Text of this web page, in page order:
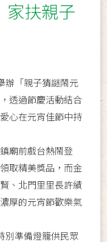
扶親子
辦「親子猜謎鬧元
透過節慶活動結合
心在元宵佳節中持
廟前戲台熱鬧登
取精美獎品，而金
、北門里里長許績
厚的元宵節歡樂氣
別準備燈籠供民眾